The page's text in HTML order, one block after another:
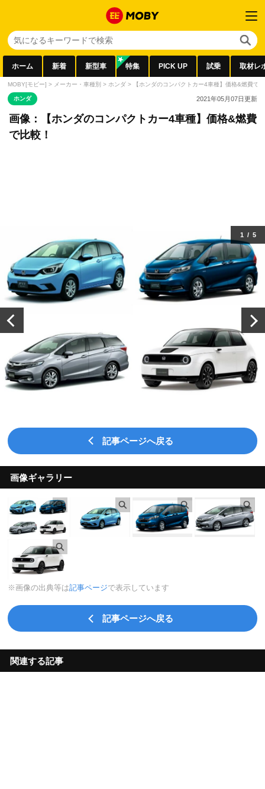
ホーム 新着 新型車 特集 PICK UP 試乗 取材レ
MOBY[モビー] > メーカー・車種別 > ホンダ > 【ホンダのコンパクトカー4車種】価格&燃費で
ホンダ 2021年05月07日更新
画像：【ホンダのコンパクトカー4車種】価格&燃費
で比較！
1 / 5
記事ページへ戻る
画像ギャラリー
※画像の出典等は記事ページで表示しています
記事ページへ戻る
関連する記事